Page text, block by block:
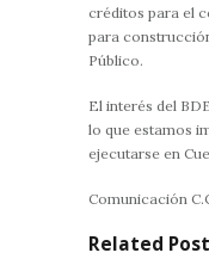
créditos para el
para
Público.
El interés del
lo que estamos
ejecutarse en
Comunicación
Related